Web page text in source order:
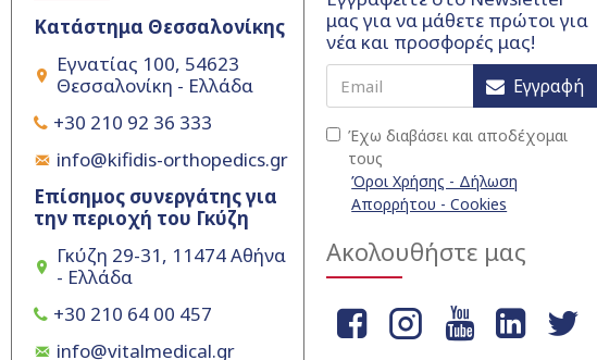
Κατάστημα Θεσσαλονίκης
Εγνατίας 100, 54623
Θεσσαλονίκη - Ελλάδα
+30 210 92 36 333
info@kifidis-orthopedics.gr
Επίσημος συνεργάτης για
την περιοχή του Γκύζη
Γκύζη 29-31, 11474 Αθήνα
- Ελλάδα
+30 210 64 00 457
info@vitalmedical.gr
μας για να μάθετε πρώτοι για
νέα και προσφορές μας!
Εγγραφή
Έχω διαβάσει και αποδέχομαι
τους
Όροι Χρήσης - Δήλωση
Απορρήτου - Cookies
Ακολουθήστε μας